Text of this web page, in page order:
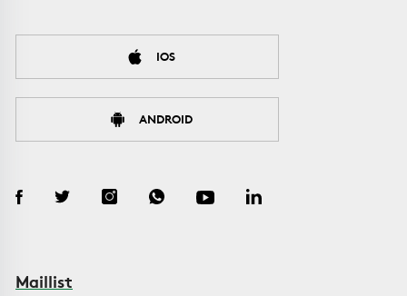
IOS
ANDROID
Maillist